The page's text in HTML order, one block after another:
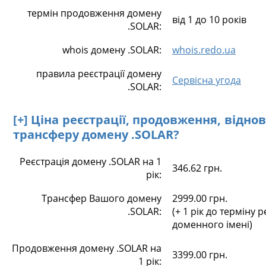
термін продовження домену
.SOLAR:
від 1 до 10 років
whois домену .SOLAR:
whois.redo.ua
правила реєстрації домену
.SOLAR:
Сервісна угода
[+] Ціна реєстрації, продовження,
трансферу домену .SOLAR?
Реєстрація домену .SOLAR на 1
рік:
346.62 грн.
Трансфер Вашого домену
.SOLAR:
2999.00 грн.
(+ 1 рік до терміну
доменного імені)
Продовження домену .SOLAR на
1 рік:
3399.00 грн.